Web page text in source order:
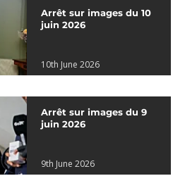
Arrêt sur images du 10
juin 2026
10th June 2026
Arrêt sur images du 9
juin 2026
9th June 2026